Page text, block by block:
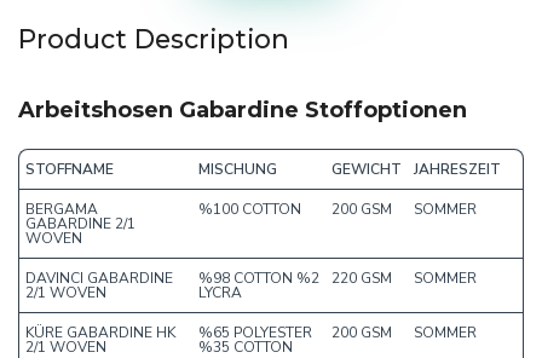
Product Description
Arbeitshosen Gabardine Stoffoptionen
STOFFNAME MISCHUNG GEWICHT JAHRESZEIT
BERGAMA
GABARDINE 2/1
WOVEN
%100 COTTON 200 GSM SOMMER
DAVINCI GABARDINE
2/1 WOVEN
%98 COTTON %2
LYCRA
220 GSM SOMMER
KÜRE GABARDINE HK
2/1 WOVEN
%65 POLYESTER
%35 COTTON
200 GSM SOMMER